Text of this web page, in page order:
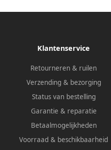
Klantenservice
Retourneren & ruilen
Verzending & bezorging
Status van bestelling
Garantie & reparatie
Betaalmogelijkheden
Voorraad & beschikbaarheid